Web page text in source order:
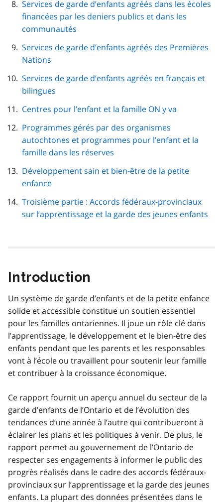
Services de garde d’enfants agréés dans les écoles
financées par les deniers publics et dans les
communautés
Services de garde d’enfants agréés des Premières
Nations
Services de garde d’enfants agréés en français et
bilingues
Centres pour l’enfant et la famille ON y va
Programmes gérés par des organismes
autochtones et programmes pour l’enfant et la
famille dans les réserves
Développement sain et bien-être de la petite
enfance
Troisième partie : Accords fédéraux-provinciaux
sur l’apprentissage et la garde des jeunes enfants
Introduction
Un système de garde d’enfants et de la petite enfance
solide et accessible constitue un soutien essentiel
pour les familles ontariennes. Il joue un rôle clé dans
l’apprentissage, le développement et le bien-être des
enfants pendant que les parents et les responsables
vont à l’école ou travaillent pour soutenir leur famille
et contribuer à la croissance économique.
Ce rapport fournit un aperçu annuel du secteur de la
garde d’enfants de l’Ontario et de l’évolution des
tendances d’une année à l’autre qui contribueront à
éclairer les plans et les politiques à venir. De plus, le
rapport permet au gouvernement de l’Ontario de
respecter ses engagements à informer le public des
progrès réalisés dans le cadre des accords fédéraux-
provinciaux sur l’apprentissage et la garde des jeunes
enfants. La plupart des données présentées dans le